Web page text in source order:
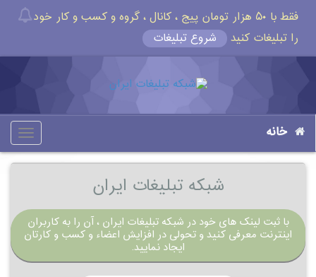
فقط با ۵۰ هزار تومان پیج ، کانال ، گروه و کسب و کار خود
را تبلیغات کنید
شروع تبلیغات
خانه
شبکه تبلیغات ایران
با ثبت لینک های خود در شبکه تبلیغات ایران ، آن را به کاربران
اینترنت معرفی کنید و تحولی در افزایش اعضاء و کسب و کارتان
ایجاد نمایید.